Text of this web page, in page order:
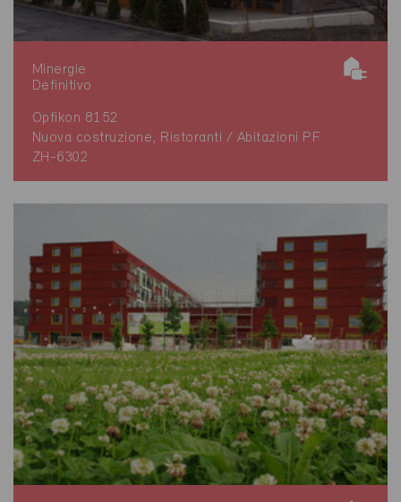
Minergie
Definitivo
Opfikon 8152
Nuova costruzione, Ristoranti / Abitazioni PF
ZH-6302